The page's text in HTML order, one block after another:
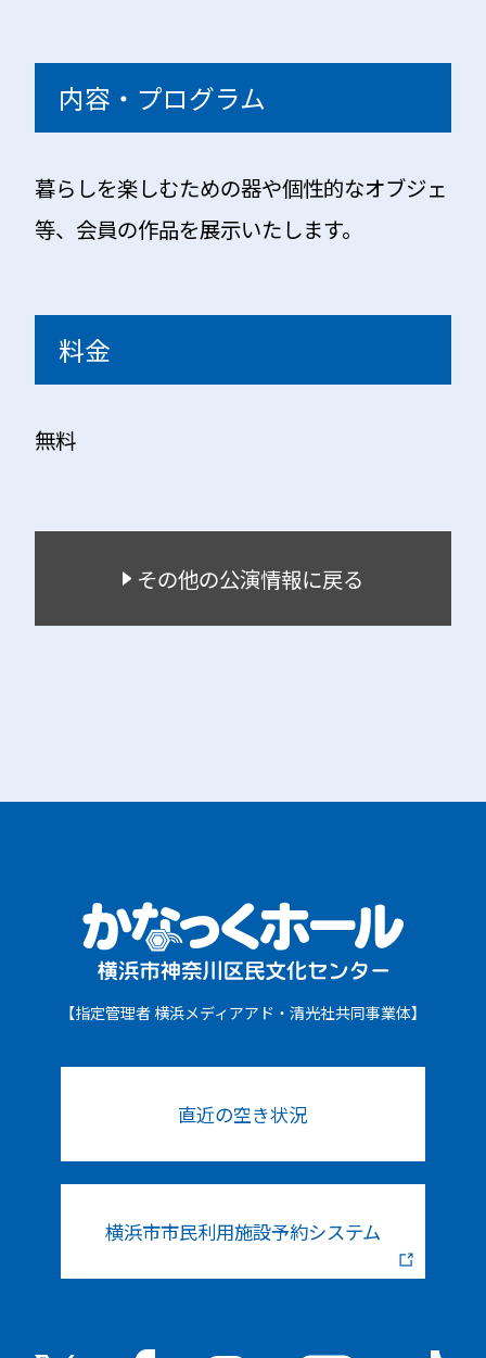
内容・プログラム
暮らしを楽しむための器や個性的なオブジェ
等、会員の作品を展示いたします。
料金
無料
その他の公演情報に戻る
【指定管理者 横浜メディアアド・清光社共同事業体】
直近の空き状況
横浜市市民利用施設予約システム